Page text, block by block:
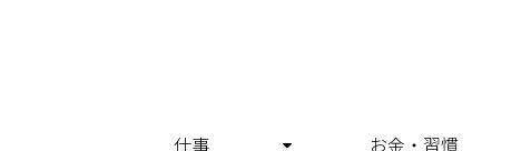
仕事 お金・習慣